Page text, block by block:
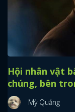
Hội nhân vật
chúng, bên
Mỳ Quảng